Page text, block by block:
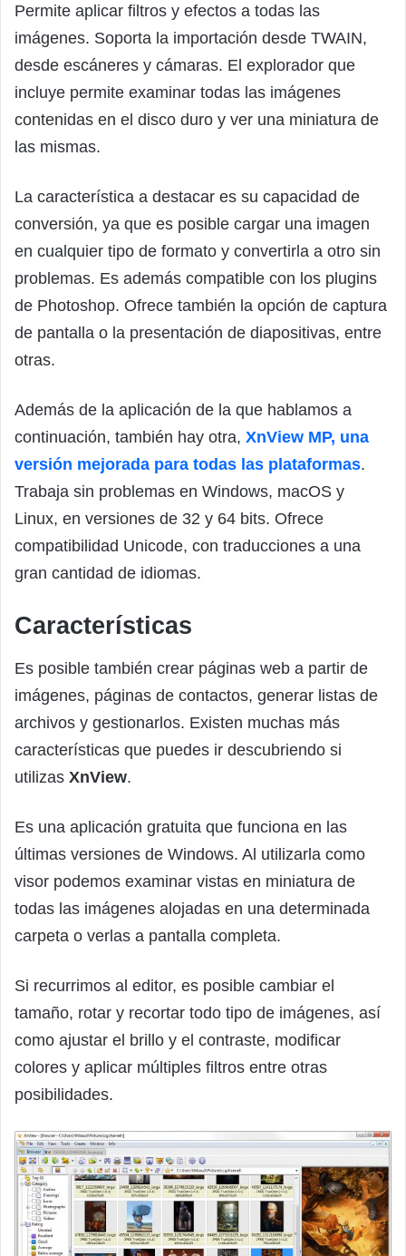
Permite aplicar filtros y efectos a todas las
imágenes. Soporta la importación desde TWAIN,
desde escáneres y cámaras. El explorador que
incluye permite examinar todas las imágenes
contenidas en el disco duro y ver una miniatura de
las mismas.
La característica a destacar es su capacidad de
conversión, ya que es posible cargar una imagen
en cualquier tipo de formato y convertirla a otro sin
problemas. Es además compatible con los plugins
de Photoshop. Ofrece también la opción de captura
de pantalla o la presentación de diapositivas, entre
otras.
Además de la aplicación de la que hablamos a
continuación, también hay otra, XnView MP, una
versión mejorada para todas las plataformas.
Trabaja sin problemas en Windows, macOS y
Linux, en versiones de 32 y 64 bits. Ofrece
compatibilidad Unicode, con traducciones a una
gran cantidad de idiomas.
Características
Es posible también crear páginas web a partir de
imágenes, páginas de contactos, generar listas de
archivos y gestionarlos. Existen muchas más
características que puedes ir descubriendo si
utilizas XnView.
Es una aplicación gratuita que funciona en las
últimas versiones de Windows. Al utilizarla como
visor podemos examinar vistas en miniatura de
todas las imágenes alojadas en una determinada
carpeta o verlas a pantalla completa.
Si recurrimos al editor, es posible cambiar el
tamaño, rotar y recortar todo tipo de imágenes, así
como ajustar el brillo y el contraste, modificar
colores y aplicar múltiples filtros entre otras
posibilidades.